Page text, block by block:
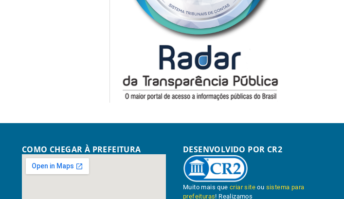
COMO CHEGAR À PREFEITURA DESENVOLVIDO POR CR2
Muito mais quecriar site ou sistema para
prefeituras! Realizamos